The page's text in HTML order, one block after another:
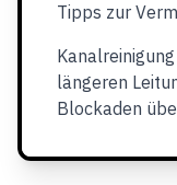
Tipps zur
längeren
Blockaden